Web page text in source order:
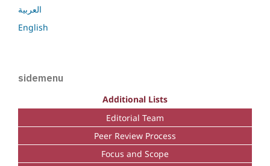
العربية
English
sidemenu
Additional Lists
Editorial Team
Peer Review Process
Focus and Scope